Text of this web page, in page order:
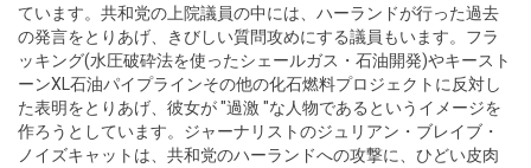
ています。共和党の上院議員の中には、ハーランドが行った過去
の発言をとりあげ、きびしい質問攻めにする議員もいます。フラ
ッキング(水圧破砕法を使ったシェールガス・石油開発)やキースト
ーンXL石油パイプラインその他の化石燃料プロジェクトに反対し
た表明をとりあげ、彼女が "過激 "な人物であるというイメージを
作ろうとしています。ジャーナリストのジュリアン・ブレイブ・
ノイズキャットは、共和党のハーランドへの攻撃に、ひどい皮肉